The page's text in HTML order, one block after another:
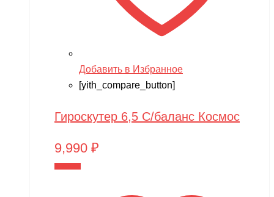
Добавить в Избранное
[yith_compare_button]
Гироскутер 6,5 С/баланс Космос
9,990 ₽